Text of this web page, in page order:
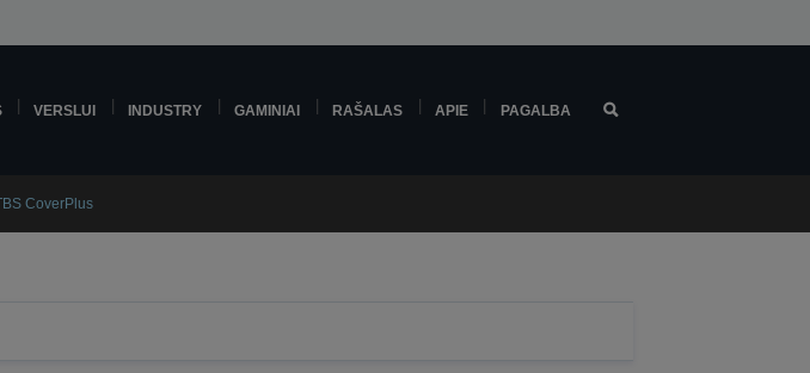
VERSLUI INDUSTRY GAMINIAI RAŠALAS APIE PAGALBA
CoverPlus